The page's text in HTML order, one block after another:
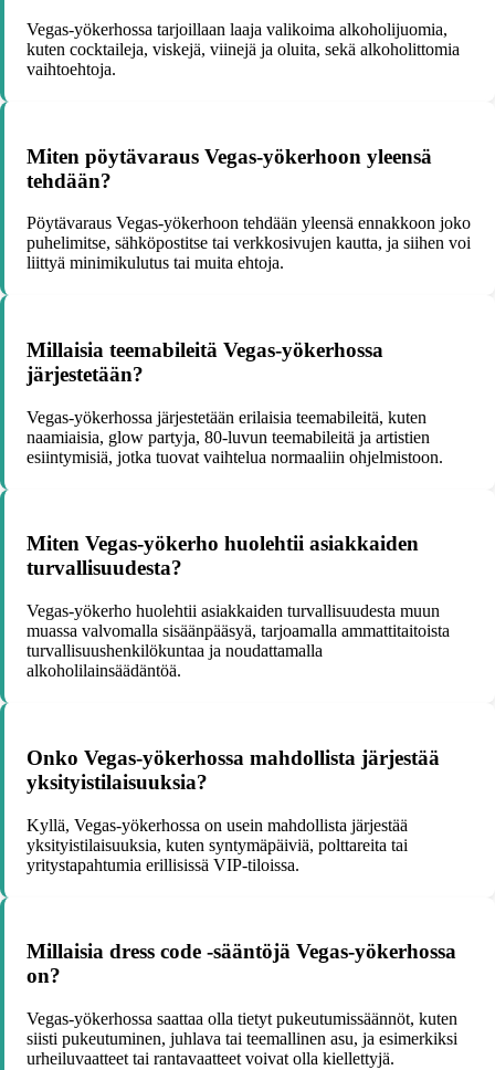
Vegas-yökerhossa tarjoillaan laaja valikoima alkoholijuomia,
kuten cocktaileja, viskejä, viinejä ja oluita, sekä alkoholittomia
vaihtoehtoja.
Miten pöytävaraus Vegas-yökerhoon yleensä
tehdään?
Pöytävaraus Vegas-yökerhoon tehdään yleensä ennakkoon joko
puhelimitse, sähköpostitse tai verkkosivujen kautta, ja siihen voi
liittyä minimikulutus tai muita ehtoja.
Millaisia teemabileitä Vegas-yökerhossa
järjestetään?
Vegas-yökerhossa järjestetään erilaisia teemabileitä, kuten
naamiaisia, glow partyja, 80-luvun teemabileitä ja artistien
esiintymisiä, jotka tuovat vaihtelua normaaliin ohjelmistoon.
Miten Vegas-yökerho huolehtii asiakkaiden
turvallisuudesta?
Vegas-yökerho huolehtii asiakkaiden turvallisuudesta muun
muassa valvomalla sisäänpääsyä, tarjoamalla ammattitaitoista
turvallisuushenkilökuntaa ja noudattamalla
alkoholilainsäädäntöä.
Onko Vegas-yökerhossa mahdollista järjestää
yksityistilaisuuksia?
Kyllä, Vegas-yökerhossa on usein mahdollista järjestää
yksityistilaisuuksia, kuten syntymäpäiviä, polttareita tai
yritystapahtumia erillisissä VIP-tiloissa.
Millaisia dress code -sääntöjä Vegas-yökerhossa
on?
Vegas-yökerhossa saattaa olla tietyt pukeutumissäännöt, kuten
siisti pukeutuminen, juhlava tai teemallinen asu, ja esimerkiksi
urheiluvaatteet tai rantavaatteet voivat olla kiellettyjä.